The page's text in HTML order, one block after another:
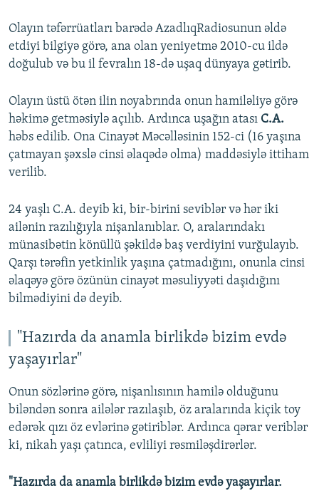
Olayın təfərrüatları barədə AzadlıqRadiosunun əldə
etdiyi bilgiyə görə, ana olan yeniyetmə 2010-cu ildə
doğulub və bu il fevralın 18-də uşaq dünyaya gətirib.
Olayın üstü ötən ilin noyabrında onun hamiləliyə görə
həkimə getməsiylə açılıb. Ardınca uşağın atası C.A.
həbs edilib. Ona Cinayət Məcəlləsinin 152-ci (16 yaşına
çatmayan şəxslə cinsi əlaqədə olma) maddəsiylə ittiham
verilib.
24 yaşlı C.A. deyib ki, bir-birini seviblər və hər iki
ailənin razılığıyla nişanlanıblar. O, aralarındakı
münasibətin könüllü şəkildə baş verdiyini vurğulayıb.
Qarşı tərəfin yetkinlik yaşına çatmadığını, onunla cinsi
əlaqəyə görə özünün cinayət məsuliyyəti daşıdığını
bilmədiyini də deyib.
"Hazırda da anamla birlikdə bizim evdə
yaşayırlar"
Onun sözlərinə görə, nişanlısının hamilə olduğunu
biləndən sonra ailələr razılaşıb, öz aralarında kiçik toy
edərək qızı öz evlərinə gətiriblər. Ardınca qərar veriblər
ki, nikah yaşı çatınca, evliliyi rəsmiləşdirərlər.
"Hazırda da anamla birlikdə bizim evdə yaşayırlar.